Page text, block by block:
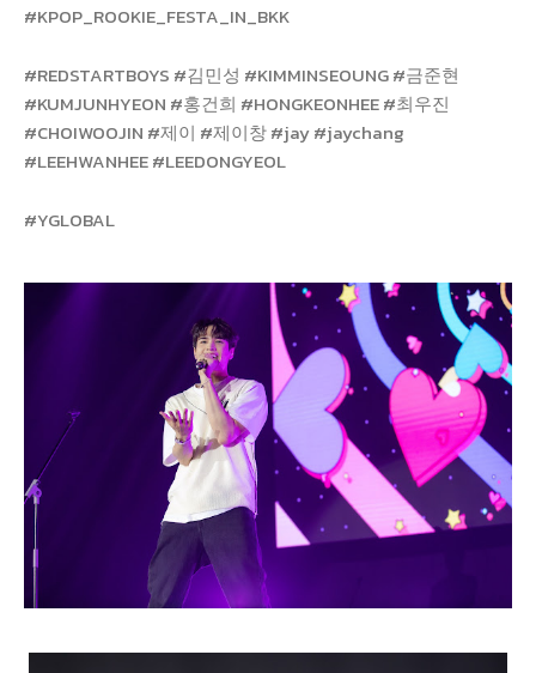
#KPOP_ROOKIE_FESTA_IN_BKK
#REDSTARTBOYS #김민성 #KIMMINSEOUNG#금준현
#KUMJUNHYEON #홍건희 #HONGKEONHEE#최우진
#CHOIWOOJIN #제이 #제이창#jay #jaychang
#LEEHWANHEE #LEEDONGYEOL
#YGLOBAL